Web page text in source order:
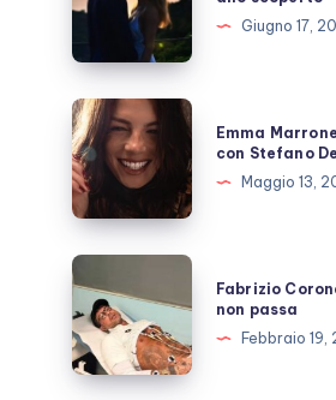
e
Berruti
allo
scoperto
Giugno 17,
Emma
Marrone
e
l’amicizia
costruita
con
Stefano
De
Martino
Emma
con Stefano
Maggio 13,
Fabrizio
Corona
e
la
malattia
Fabrizio
non passa
Febbraio 19,